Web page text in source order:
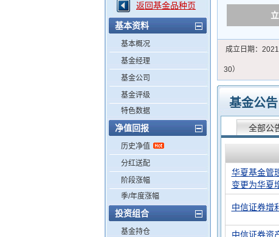
返回基金品种页
基本资料
基本概况
基金经理
基金公司
基金评级
特色数据
净值回报
历史净值
分红送配
阶段涨幅
季/年度涨幅
投资组合
基金持仓
成立日期：
30）
基金公告
全部公
华夏基金管
变更为华夏
中信证券增
中信证券资